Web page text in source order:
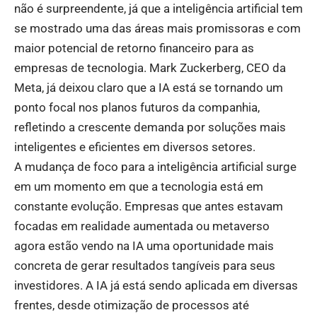
não é surpreendente, já que a inteligência artificial tem
se mostrado uma das áreas mais promissoras e com
maior potencial de retorno financeiro para as
empresas de tecnologia. Mark Zuckerberg, CEO da
Meta, já deixou claro que a IA está se tornando um
ponto focal nos planos futuros da companhia,
refletindo a crescente demanda por soluções mais
inteligentes e eficientes em diversos setores.
A mudança de foco para a inteligência artificial surge
em um momento em que a tecnologia está em
constante evolução. Empresas que antes estavam
focadas em realidade aumentada ou metaverso
agora estão vendo na IA uma oportunidade mais
concreta de gerar resultados tangíveis para seus
investidores. A IA já está sendo aplicada em diversas
frentes, desde otimização de processos até